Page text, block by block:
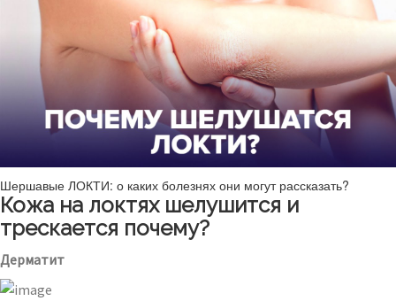
Шершавые ЛОКТИ: о каких болезнях они могут рассказать?
Кожа на локтях шелушится и
трескается почему?
Дерматит